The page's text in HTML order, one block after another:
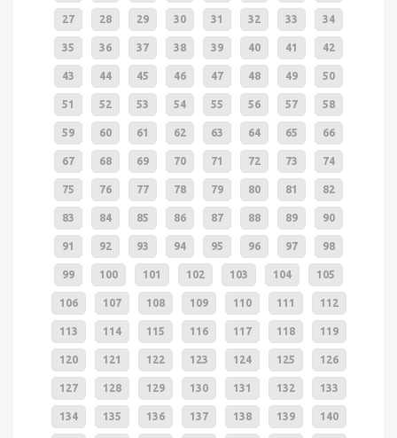
27 28 29 30 31 32 33 34
35 36 37 38 39 40 41 42
43 44 45 46 47 48 49 50
51 52 53 54 55 56 57 58
59 60 61 62 63 64 65 66
67 68 69 70 71 72 73 74
75 76 77 78 79 80 81 82
83 84 85 86 87 88 89 90
91 92 93 94 95 96 97 98
99 100 101 102 103 104 105
106 107 108 109 110 111 112
113 114 115 116 117 118 119
120 121 122 123 124 125 126
127 128 129 130 131 132 133
134 135 136 137 138 139 140